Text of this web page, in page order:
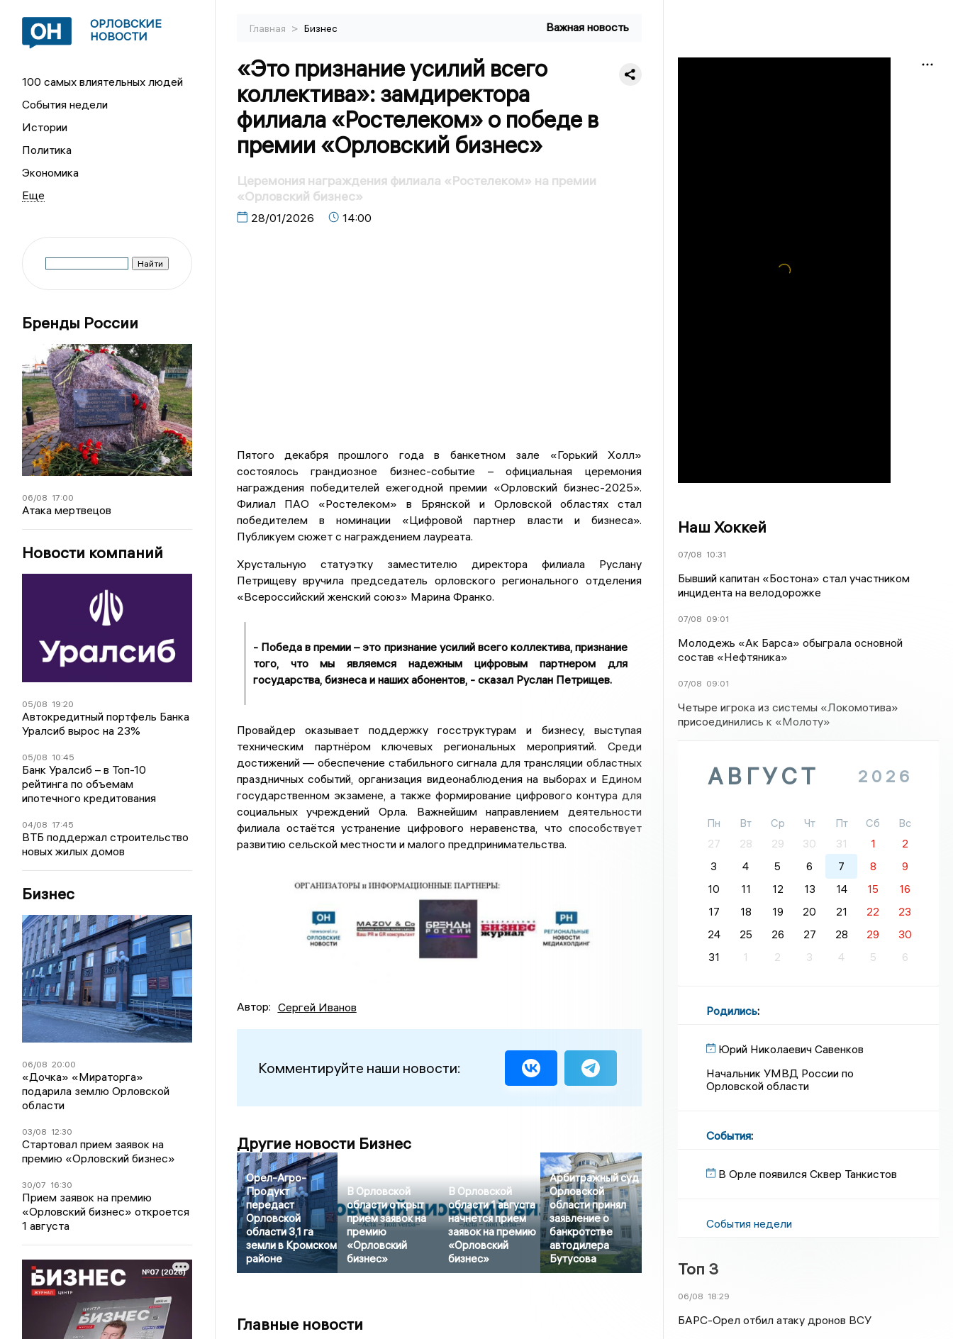
ОРЛОВСКИЕ
НОВОСТИ
100 самых влиятельных людей
События недели
Истории
Политика
Экономика
Бренды России
06/08 17:00
Атака мертвецов
Новости компаний
05/08 19:20
Автокредитный портфель Банка
Уралсиб вырос на 23%
05/08 10:45
Банк Уралсиб – в Топ-10
рейтинга по объемам
ипотечного кредитования
04/08 17:45
ВТБ поддержал строительство
новых жилых домов
Бизнес
06/08 20:00
«Дочка» «Мираторга»
подарила землю Орловской
области
03/08 12:30
Стартовал прием заявок на
премию «Орловский бизнес»
30/07 16:30
Прием заявок на премию
«Орловский бизнес» откроется
1 августа
Главная > Бизнес Важная новость
«Это признание усилий всего
коллектива»: замдиректора
филиала «Ростелеком» о победе в
премии «Орловский бизнес»
Церемония награждения филиала «Ростелеком» на премии
«Орловский бизнес»
28/01/2026 14:00
Пятого декабря прошлого года в банкетном зале «Горький Холл»
состоялось грандиозное бизнес-событие – официальная церемония
награждения победителей ежегодной премии «Орловский бизнес-2025».
Филиал ПАО «Ростелеком» в Брянской и Орловской областях стал
победителем в номинации «Цифровой партнер власти и бизнеса».
Публикуем сюжет с награждением лауреата.
Хрустальную статуэтку заместителю директора филиала Руслану
Петрищеву вручила председатель орловского регионального отделения
«Всероссийский женский союз» Марина Франко.
- Победа в премии – это признание усилий всего коллектива, признание
того, что мы являемся надежным цифровым партнером для
государства, бизнеса и наших абонентов, - сказал Руслан Петрищев.
Провайдер оказывает поддержку госструктурам и бизнесу, выступая
техническим партнёром ключевых региональных мероприятий. Среди
достижений — обеспечение стабильного сигнала для трансляции областных
праздничных событий, организация видеонаблюдения на выборах и Едином
государственном экзамене, а также формирование цифрового контура для
социальных учреждений Орла. Важнейшим направлением деятельности
филиала остаётся устранение цифрового неравенства, что способствует
развитию сельской местности и малого предпринимательства.
Автор: Сергей Иванов
Комментируйте наши новости:
Другие новости Бизнес
Орел-Агро-
Продукт
передаст
Орловской
области 3,1 га
земли в Кромском
районе
В Орловской
области открыт
прием заявок на
премию
«Орловский
бизнес»
В Орловской
области 1 августа
начнется прием
заявок на премию
«Орловский
бизнес»
Арбитражный суд
Орловской
области принял
заявление о
банкротстве
автодилера
Бутусова
Главные новости
Наш Хоккей
07/08 10:31
Бывший капитан «Бостона» стал участником
инцидента на велодорожке
07/08 09:01
Молодежь «Ак Барса» обыграла основной
состав «Нефтяника»
07/08 09:01
Четыре игрока из системы «Локомотива»
присоединились к «Молоту»
АВГУСТ 2026
Пн Вт Ср Чт Пт Сб
Вс
27
28 29 30 31 1
2
3
4 5 6 7 8
9
10
11 12 13 14 15
16
17
18 19 20 21 22
23
24
25 26 27 28 29
30
31
1 2 3 4 5 6
Родились:
Юрий Николаевич Савенков
Начальник УМВД России по
Орловской области
События:
В Орле появился Сквер Танкистов
События недели
Топ 3
06/08 18:29
БАРС-Орел отбил атаку дронов ВСУ